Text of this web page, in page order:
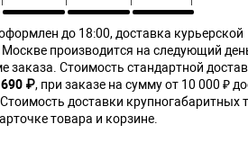
до 18:00, доставка курьерской
производится на следующий
заказа. Cтоимость стандартной
690 ₽, при заказе на сумму от 10 000 ₽
. Стоимость доставки крупногабаритных
товара и корзине.